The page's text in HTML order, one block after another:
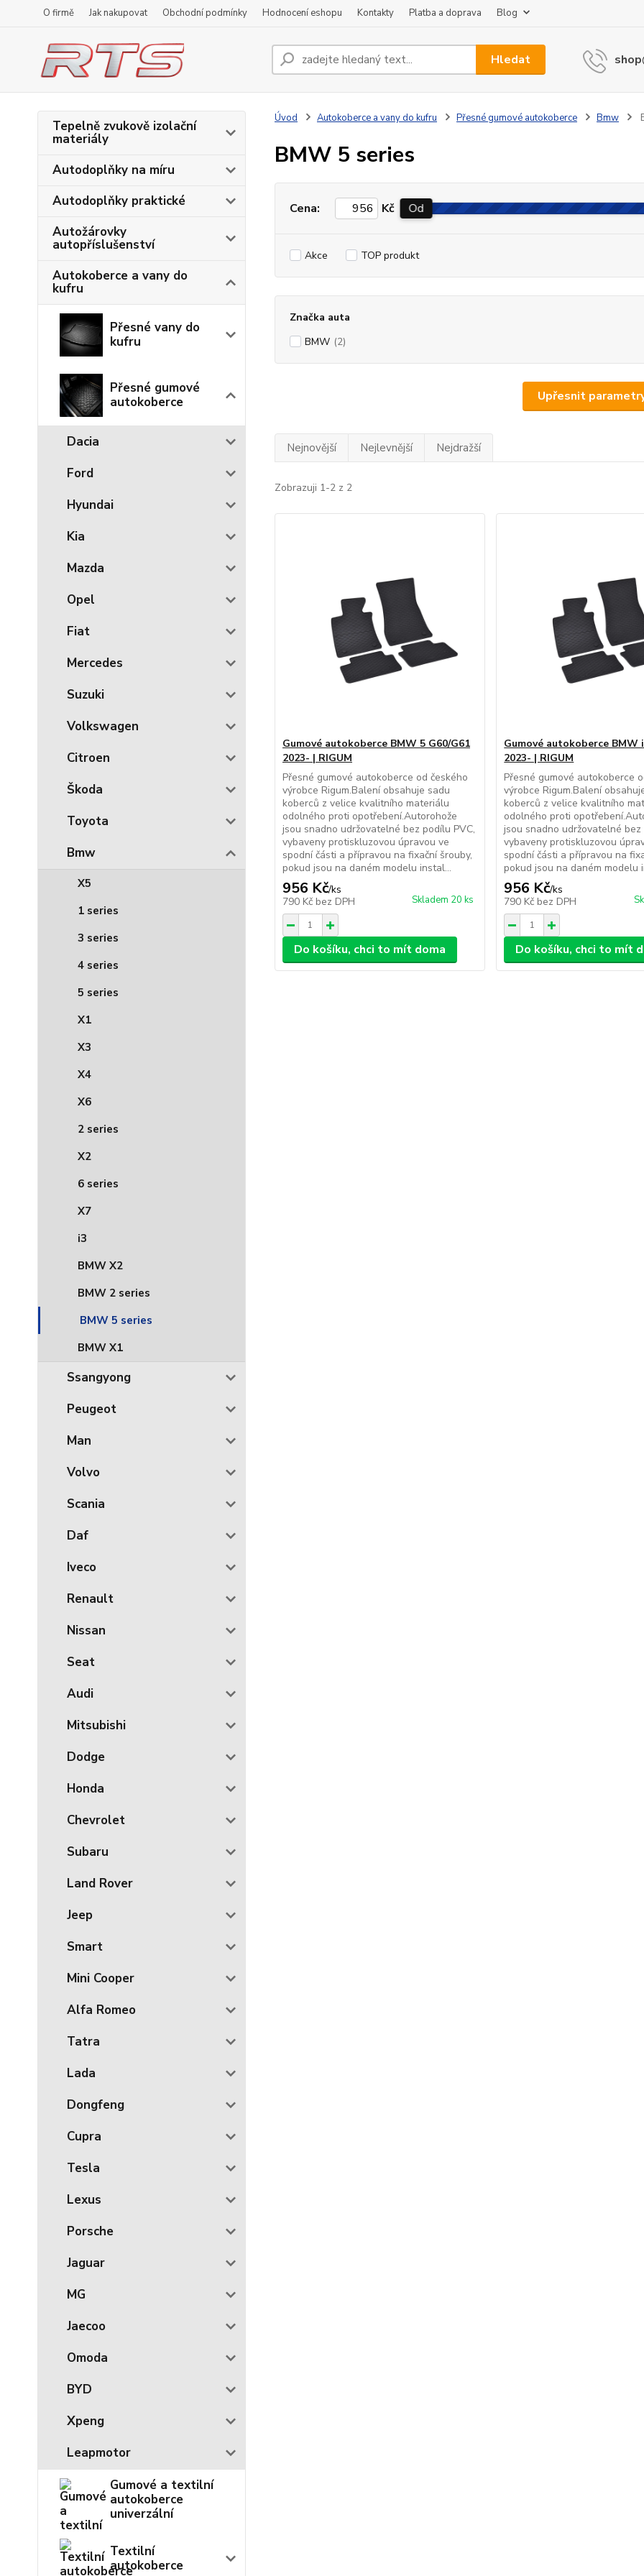
O firmě Jak nakupovat Obchodní podmínky Hodnocení eshopu Kontakty Platba a doprava Blog
Hledat
Tepelně zvukově izolační
materiály
Autodoplňky na míru
Autodoplňky praktické
Autožárovky
autopříslušenství
Autokoberce a vany do
kufru
Přesné vany do
kufru
Přesné gumové
autokoberce
Dacia
Ford
Hyundai
Kia
Mazda
Opel
Fiat
Mercedes
Suzuki
Volkswagen
Citroen
Škoda
Toyota
Bmw
X5
1 series
3 series
4 series
5 series
X1
X3
X4
X6
2 series
X2
6 series
X7
i3
BMW X2
BMW 2 series
BMW 5 series
BMW X1
Ssangyong
Peugeot
Man
Volvo
Scania
Daf
Iveco
Renault
Nissan
Seat
Audi
Mitsubishi
Dodge
Honda
Chevrolet
Subaru
Land Rover
Jeep
Smart
Mini Cooper
Alfa Romeo
Tatra
Lada
Dongfeng
Cupra
Tesla
Lexus
Porsche
Jaguar
MG
Jaecoo
Omoda
BYD
Xpeng
Leapmotor
Gumové a textilní
autokoberce
univerzální
Textilní
autokoberce
Úvod Autokoberce a vany do kufru Přesné gumové autokoberce Bmw
BMW 5 series
Upřesnit
Cena: Kč Od
Akce TOP produkt
Značka auta
BMW (2)
Nejnovější Nejlevnější Nejdražší
Zobrazuji 1-2 z 2
Gumové autokoberce BMW 5 G60/G61
2023- | RIGUM
Přesné gumové autokoberce od českého
výrobce Rigum.Balení obsahuje sadu
koberců z velice kvalitního materiálu
odolného proti opotřebení.Autorohože
jsou snadno udržovatelné bez podílu PVC,
vybaveny protiskluzovou úpravou ve
spodní části a přípravou na fixační šrouby,
pokud jsou na daném modelu instal...
956 Kč/ks
790 Kč bez DPH Skladem 20 ks
Do košíku, chci to mít doma
Gumové autokoberce BMW
2023- | RIGUM
Přesné gumové autokoberce
výrobce Rigum.Balení
koberců z velice kvalitního
odolného proti
jsou snadno udržovatelné bez
vybaveny protiskluzovou
spodní části a přípravou na
pokud jsou na daném modelu
956 Kč/ks
790 Kč bez DPH
Do košíku, chci to mít